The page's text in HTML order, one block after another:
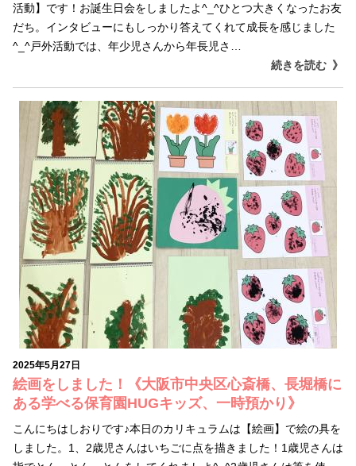
活動】です！お誕生日会をしましたよ^_^ひとつ大きくなったお友
だち。インタビューにもしっかり答えてくれて成長を感じました
^_^戸外活動では、年少児さんから年長児さ…
続きを読む
2025年5月27日
絵画をしました！《大阪市中央区心斎橋、長堀橋に
ある学べる保育園HUGキッズ、一時預かり》
こんにちはしおりです♪本日のカリキュラムは【絵画】で絵の具を
しました。1、2歳児さんはいちごに点を描きました！1歳児さんは